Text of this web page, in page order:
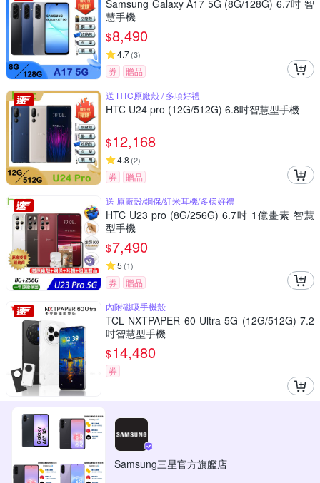
Samsung Galaxy A17 5G (8G/128G) 6.7吋 智
慧手機
$8,490
4.7(3)
券
贈品
送 HTC原廠殼 / 多項好禮
HTC U24 pro (12G/512G) 6.8吋智慧型手機
$12,168
4.8 (2)
券
贈品
送 原廠殼/鋼保/紅米耳機/多樣好禮
HTC U23 pro (8G/256G) 6.7吋 1億畫素 智慧
型手機
$7,490
5 (1)
券
贈品
內附磁吸手機殼
TCL NXTPAPER 60 Ultra 5G (12G/512G) 7.2
吋智慧型手機
$14,480
券
Samsung三星官方旗艦店